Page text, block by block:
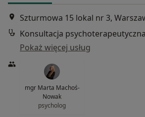
Szturmowa 15 lokal nr 3,
Konsultacja psychoterapeutyczna
Pokaż więcej usług
mgr Marta Machoś-
Nowak
psycholog